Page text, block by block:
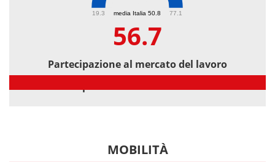
media Italia 50.8
19.3 77.1
56.7
Partecipazione al mercato del lavoro
MOBILITÀ